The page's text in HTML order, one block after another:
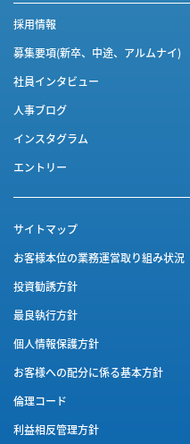
採用情報
募集要項(新卒、中途、アルムナイ)
社員インタビュー
人事ブログ
インスタグラム
エントリー
サイトマップ
お客様本位の業務運営取り組み状況
投資勧誘方針
最良執行方針
個人情報保護方針
お客様への配分に係る基本方針
倫理コード
利益相反管理方針